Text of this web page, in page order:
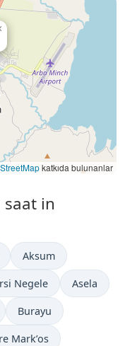
katkıda bulunanlar
in
Aksum
Negele Asela
Burayu
Mark’os